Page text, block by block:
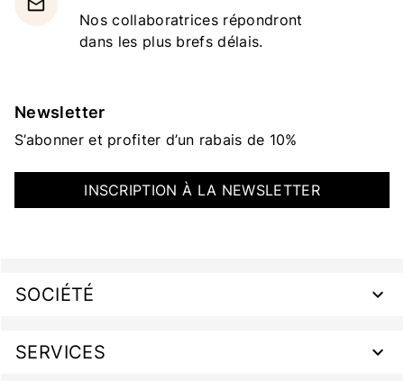
email
Nos collaboratrices répondront
dans les plus brefs délais.
Newsletter
S’abonner et profiter d’un rabais de 10%
INSCRIPTION À LA NEWSLETTER
SOCIÉTÉ
SERVICES